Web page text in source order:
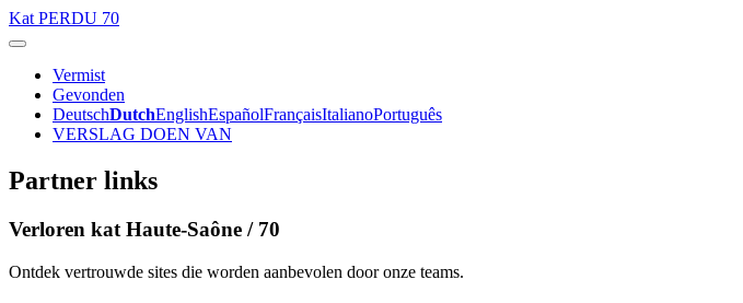
Kat PERDU 70
Vermist
Gevonden
DeutschDutchEnglishEspañolFrançaisItalianoPortuguês
VERSLAG DOEN VAN
Partner links
Verloren kat Haute-Saône / 70
Ontdek vertrouwde sites die worden aanbevolen door onze teams.